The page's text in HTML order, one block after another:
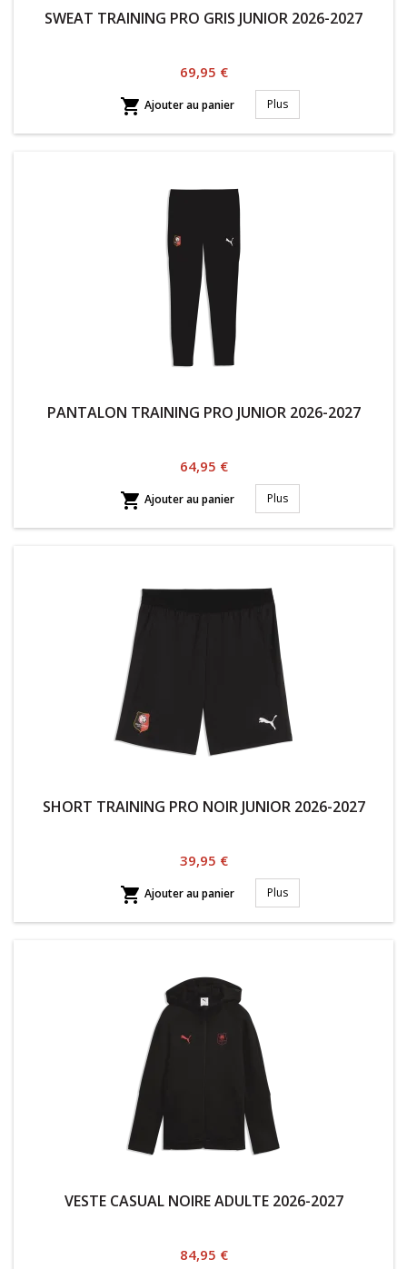
SWEAT TRAINING PRO GRIS JUNIOR 2026-2027
Prix
69,95 €
 Ajouter au panier Plus
PANTALON TRAINING PRO JUNIOR 2026-2027
Prix
64,95 €
 Ajouter au panier Plus
SHORT TRAINING PRO NOIR JUNIOR 2026-2027
Prix
39,95 €
 Ajouter au panier Plus
VESTE CASUAL NOIRE ADULTE 2026-2027
Prix
84,95 €